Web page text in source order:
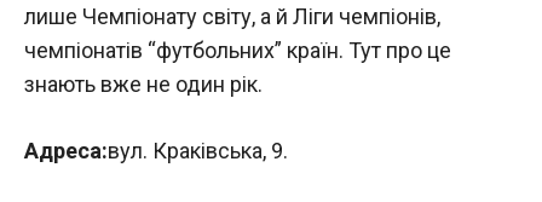
лише Чемпіонату світу, а й Ліги чемпіонів,
чемпіонатів “футбольних” країн. Тут про це
знають вже не один рік.
Адреса:вул. Краківська, 9.